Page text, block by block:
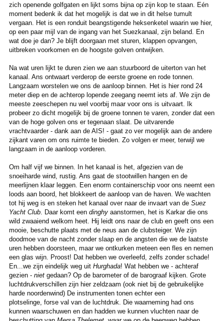
zich openende golfgaten en lijkt soms bijna op zijn kop te staan. Eén
moment bedenk ik dat het mogelijk is dat we in dit helse tumult
vergaan. Het is een ronduit beangstigende heksenketel waarin we hier,
op een paar mijl van de ingang van het Suezkanaal, zijn beland. En
wat doe je dan? Je blijft doorgaan met sturen, klappen opvangen,
uitbreken voorkomen en de hoogste golven ontwijken.
Na wat uren lijkt te duren zien we aan stuurboord de uiterton van het
kanaal. Ans ontwaart verderop de eerste groene en rode tonnen.
Langzaam worstelen we ons de aanloop binnen. Het is hier rond 24
meter diep en de achterop lopende zeegang neemt iets af. We zijn de
meeste zeeschepen nu wel voorbij maar voor ons is uitvaart. Ik
probeer zo dicht mogelijk bij de groene tonnen te varen, zonder dat een
van de hoge golven ons er tegenaan slaat. De uitvarende
vrachtvaarder - dank aan de AIS! - gaat zo ver mogelijk aan de andere
zijkant varen om ons ruimte te bieden. Zo volgen er meer, terwijl we
langzaam in de aanloop vorderen.
Om half vijf we binnen. In het kanaal is het, afgezien van de
snoeiharde wind, rustig. Ans gaat de stootwillen hangen en de
meerlijnen klaar leggen. Een enorm containerschip voor ons neemt een
loods aan boord, het blokkeert de aanloop van de haven. We wachten
tot hij weg is en steken het kanaal over naar de invaart van de Suez
Yacht Club. Daar komt een dinghyaanstormen, het is Karkar die ons
wild zwaaiend welkom heet. Hij leidt ons naar de club en geeft ons een
mooie, beschutte plaats met de neus aan de clubsteiger. We zijn
doodmoe van de nacht zonder slaap en de angsten die we de laatste
uren hebben doorsteen, maar we ontkurken meteen een fles en nemen
een glas wijn. Proost! Dat hebben we overleefd, zelfs zonder schade!
En...we zijn eindelijk weg uit Hurghada! Wat hebben we - achteraf
gezien - nietgedaan? Op de barometer of de barograaf kijken. Grote
luchtdrukverschillen zijn hier zeldzaam (ook niet bij de gebruikelijke
harde noordenwind) De instrumenten tonen echter een
plotselinge, forse val van de luchtdruk. Die waarneming had ons
kunnen waarschuwen en dan hadden we kunnen vluchten naar de